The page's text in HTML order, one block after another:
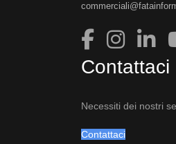
Contattaci
Necessiti dei nostri
Contattaci